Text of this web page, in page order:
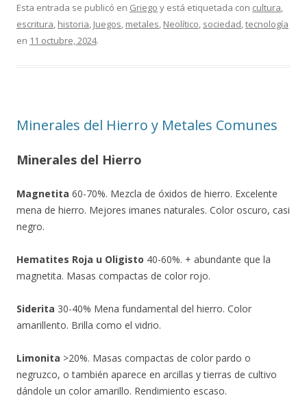
Esta entrada se publicó en Griego y está etiquetada con cultura,
escritura, historia, Juegos, metales, Neolítico, sociedad,tecnología
en 11 octubre, 2024.
Minerales del Hierro y Metales Comunes
Minerales del Hierro
Magnetita 60-70%. Mezcla de óxidos de hierro. Excelente
mena de hierro. Mejores imanes naturales. Color oscuro, casi
negro.
Hematites Roja u Oligisto 40-60%. + abundante que la
magnetita. Masas compactas de color rojo.
Siderita 30-40% Mena fundamental del hierro. Color
amarillento. Brilla como el vidrio.
Limonita >20%. Masas compactas de color pardo o
negruzco, o también aparece en arcillas y tierras de cultivo
dándole un color amarillo. Rendimiento escaso.